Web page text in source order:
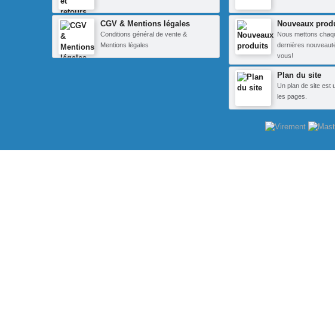
CGV & Mentions légales
Conditions général de vente &
Mentions légales
Nouveaux
Nous mettons
dernières
vous!
Plan du site
Un plan de site est
les pages.